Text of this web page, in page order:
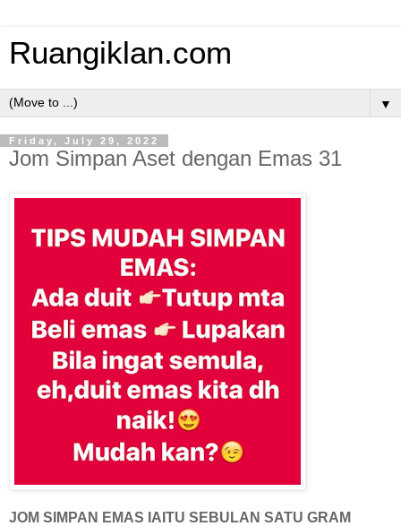
Ruangiklan.com
▼
Friday, July 29, 2022
Jom Simpan Aset dengan Emas 31
JOM SIMPAN EMAS IAITU SEBULAN SATU GRAM